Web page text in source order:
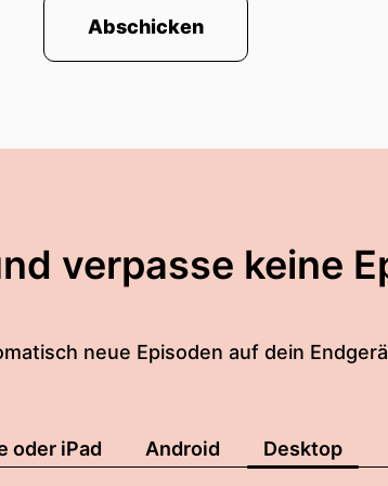
Abschicken
verpasse keine
neue Episoden auf dein
oder iPad Android Desktop